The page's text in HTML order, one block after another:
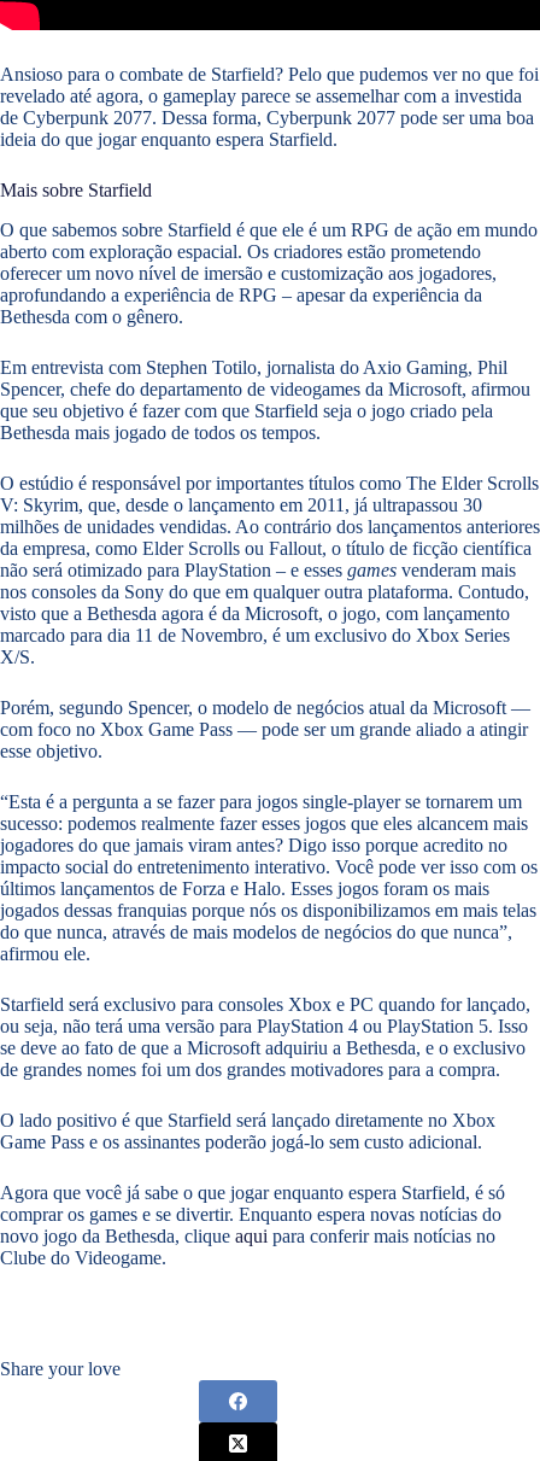
Ansioso para o combate de Starfield? Pelo que pudemos ver no que foi
revelado até agora, o gameplay parece se assemelhar com a investida
de Cyberpunk 2077. Dessa forma, Cyberpunk 2077 pode ser uma boa
ideia do que jogar enquanto espera Starfield.
Mais sobre Starfield
O que sabemos sobre Starfield é que ele é um RPG de ação em mundo
aberto com exploração espacial. Os criadores estão prometendo
oferecer um novo nível de imersão e customização aos jogadores,
aprofundando a experiência de RPG – apesar da experiência da
Bethesda com o gênero.
Em entrevista com Stephen Totilo, jornalista do Axio Gaming, Phil
Spencer, chefe do departamento de videogames da Microsoft, afirmou
que seu objetivo é fazer com que Starfield seja o jogo criado pela
Bethesda mais jogado de todos os tempos.
O estúdio é responsável por importantes títulos como The Elder Scrolls
V: Skyrim, que, desde o lançamento em 2011, já ultrapassou 30
milhões de unidades vendidas. Ao contrário dos lançamentos anteriores
da empresa, como Elder Scrolls ou Fallout, o título de ficção científica
não será otimizado para PlayStation – e esses games venderam mais
nos consoles da Sony do que em qualquer outra plataforma. Contudo,
visto que a Bethesda agora é da Microsoft, o jogo, com lançamento
marcado para dia 11 de Novembro, é um exclusivo do Xbox Series
X/S.
Porém, segundo Spencer, o modelo de negócios atual da Microsoft —
com foco no Xbox Game Pass — pode ser um grande aliado a atingir
esse objetivo.
“Esta é a pergunta a se fazer para jogos single-player se tornarem um
sucesso: podemos realmente fazer esses jogos que eles alcancem mais
jogadores do que jamais viram antes? Digo isso porque acredito no
impacto social do entretenimento interativo. Você pode ver isso com os
últimos lançamentos de Forza e Halo. Esses jogos foram os mais
jogados dessas franquias porque nós os disponibilizamos em mais telas
do que nunca, através de mais modelos de negócios do que nunca”,
afirmou ele.
Starfield será exclusivo para consoles Xbox e PC quando for lançado,
ou seja, não terá uma versão para PlayStation 4 ou PlayStation 5. Isso
se deve ao fato de que a Microsoft adquiriu a Bethesda, e o exclusivo
de grandes nomes foi um dos grandes motivadores para a compra.
O lado positivo é que Starfield será lançado diretamente no Xbox
Game Pass e os assinantes poderão jogá-lo sem custo adicional.
Agora que você já sabe o que jogar enquanto espera Starfield, é só
comprar os games e se divertir. Enquanto espera novas notícias do
novo jogo da Bethesda, clique aqui para conferir mais notícias no
Clube do Videogame.
Share your love